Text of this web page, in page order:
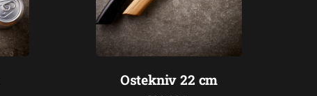
Ostekniv 22 cm